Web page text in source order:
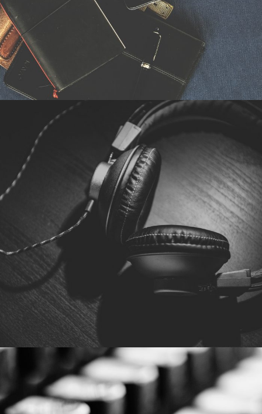
2016年6月6日 Bygermi_admin
2016年6月6日